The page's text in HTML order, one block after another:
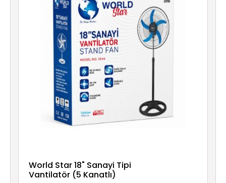
World Star 18" Sanayi Tipi
Vantilatör (5 Kanatlı)